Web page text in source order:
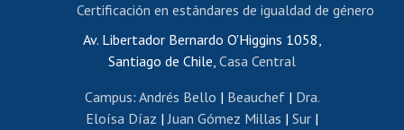
Portal de movilidad interna
Certificado de renta
Certificado de renta honorarios
Editar páginas blancas
Av. Libertador Bernardo O'Higgins 1058,
Santiago de Chile, Casa Central
Campus: Andrés Bello | Beauchef| Dra.
Eloísa Díaz |Juan Gómez Millas | Sur |
Certificación en estándares de igualdad de género